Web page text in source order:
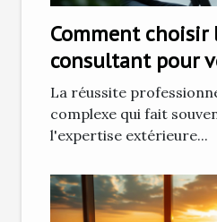
Comment choisir
consultant pour
développement
La réussite
complexe qui fait
l'expertise extérieure...